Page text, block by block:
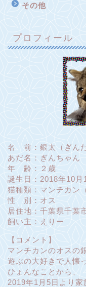
その他
プロフィール
名 前：銀太（ぎんた
あだ名：ぎんちゃん
年 齢：２歳
誕生日：2018年10月
猫種類：マンチカン
性 別：オス
居住地：千葉県千葉
飼い主：えりー
【コメント】
マンチカンのオスの
遊ぶの大好きで人懐
ひょんなことから、
2019年1月5日より